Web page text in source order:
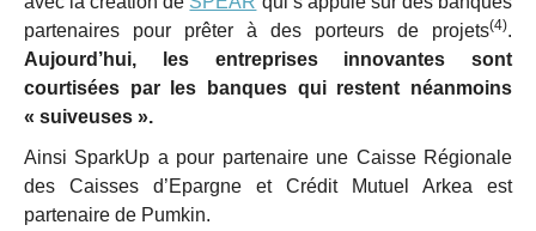
partenaires pour prêter à des porteurs de projets(4).
Aujourd’hui, les entreprises innovantes sont
courtisées par les banques qui restent néanmoins
« suiveuses ».
Ainsi SparkUp a pour partenaire une Caisse Régionale
des Caisses d’Epargne et Crédit Mutuel Arkea est
partenaire de Pumkin.